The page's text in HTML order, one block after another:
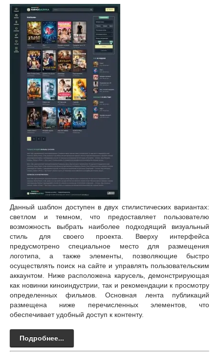
Данный шаблон доступен в двух стилистических вариантах:
светлом и темном, что предоставляет пользователю
возможность выбрать наиболее подходящий визуальный
стиль для своего проекта. Вверху интерфейса
предусмотрено специальное место для размещения
логотипа, а также элементы, позволяющие быстро
осуществлять поиск на сайте и управлять пользовательским
аккаунтом. Ниже расположена карусель, демонстрирующая
как новинки киноиндустрии, так и рекомендации к просмотру
определенных фильмов. Основная лента публикаций
размещена ниже перечисленных элементов, что
обеспечивает удобный доступ к контенту.
Подробнее...